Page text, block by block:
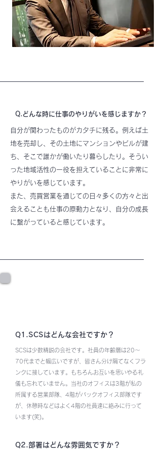
Q.どんな時に仕事のやりがいを感じますか？
自分が関わったものがカタチに残る。例えば土
地を売却し、その土地にマンションやビルが建
ち、そこで誰かが働いたり暮らしたり。そうい
った地域活性の一役を担えていることに非常に
やりがいを感じています。
また、売買営業を通じての日々多くの方々と出
会えることも仕事の原動力となり、自分の成長
に繋がっていると感じています。
Q1.SCSはどんな会社ですか？
SCSは少数精鋭の会社です。社員の年齢層は20～
70代までと幅広いですが、皆さん分け隔てなくフラ
ンクに接しています。もちろんお互いを思いやる礼
儀も忘れていません。当社のオフィスは3階が私の
所属する営業部隊、4階がバックオフィス部隊です
が、休憩時などはよく4階の社員達に絡みに行って
います(笑)。
Q2.部署はどんな雰囲気ですか？